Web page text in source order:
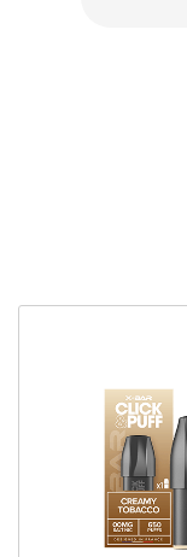
0mg 10mg